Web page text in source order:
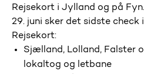
Rejsekort i Jylland og på Fyn.
29. juni sker det sidste check
Rejsekort:
Sjælland, Lolland, Falster
lokaltog og letbane